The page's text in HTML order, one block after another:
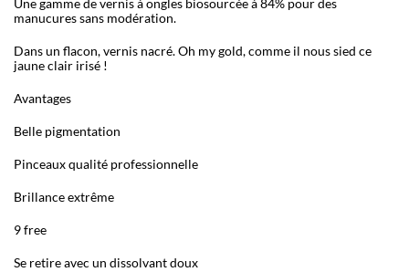
Une gamme de vernis à ongles biosourcée à 84% pour des
manucures sans modération.
Dans un flacon, vernis nacré. Oh my gold, comme il nous sied ce
jaune clair irisé !
Avantages
Belle pigmentation
Pinceaux qualité professionnelle
Brillance extrême
9 free
Se retire avec un dissolvant doux